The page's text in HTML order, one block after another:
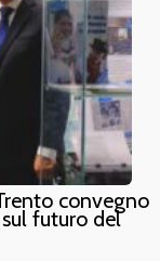
convegno
futuro del